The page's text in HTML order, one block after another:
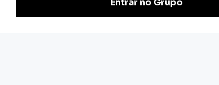
O Curso de Gestão de Serviços de Farmácia Grátis da EW
Cursos oferece conhecimentos essenciais para a